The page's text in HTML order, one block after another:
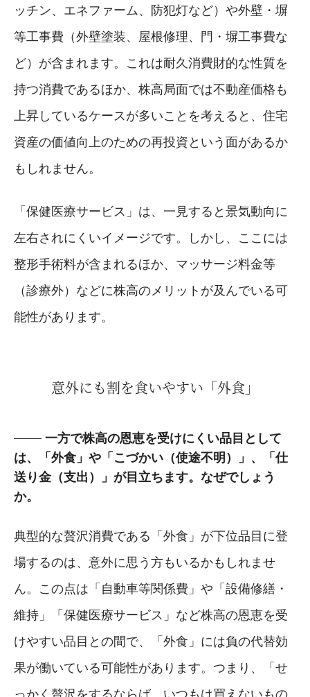
ッチン、エネファーム、防犯灯など）や外壁・塀
等工事費（外壁塗装、屋根修理、門・塀工事費な
ど）が含まれます。これは耐久消費財的な性質を
持つ消費であるほか、株高局面では不動産価格も
上昇しているケースが多いことを考えると、住宅
資産の価値向上のための再投資という面があるか
もしれません。
「保健医療サービス」は、一見すると景気動向に
左右されにくいイメージです。しかし、ここには
整形手術料が含まれるほか、マッサージ料金等
（診療外）などに株高のメリットが及んでいる可
能性があります。
意外にも割を食いやすい「外食」
一方で株高の恩恵を受けにくい品目として
は、「外食」や「こづかい（使途不明）」、「仕
送り金（支出）」が目立ちます。なぜでしょう
か。
典型的な贅沢消費である「外食」が下位品目に登
場するのは、意外に思う方もいるかもしれませ
ん。この点は「自動車等関係費」や「設備修繕・
維持」「保健医療サービス」など株高の恩恵を受
けやすい品目との間で、「外食」には負の代替効
果が働いている可能性があります。つまり、「せ
っかく贅沢をするならば、いつもは買えないもの